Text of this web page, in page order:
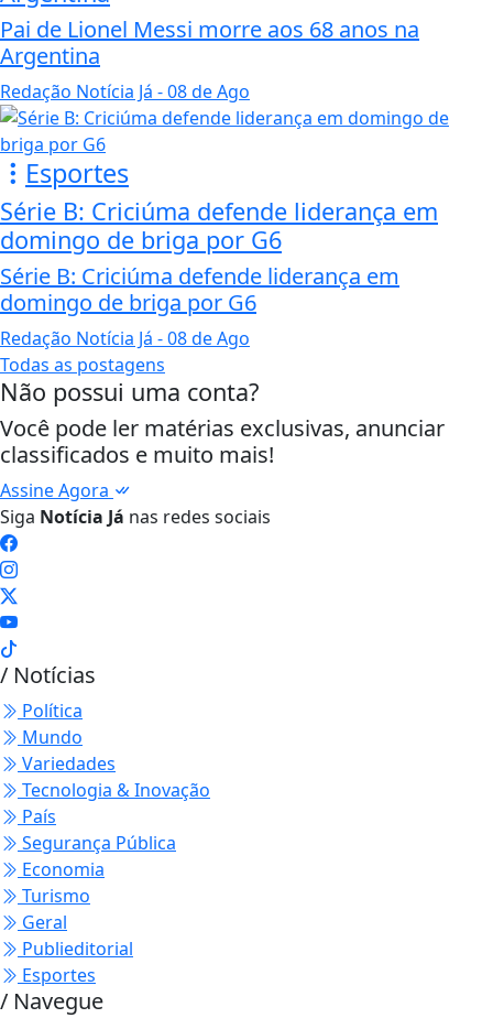
Pai de Lionel Messi morre aos 68 anos na
Argentina
Redação Notícia Já - 08 de Ago
Esportes
Série B: Criciúma defende liderança em
domingo de briga por G6
Série B: Criciúma defende liderança em
domingo de briga por G6
Redação Notícia Já - 08 de Ago
Todas as postagens
Não possui uma conta?
Você pode ler matérias exclusivas, anunciar
classificados e muito mais!
Assine Agora
Siga Notícia Já nas redes sociais
/ Notícias
Política
Mundo
Variedades
Tecnologia & Inovação
País
Segurança Pública
Economia
Turismo
Geral
Publieditorial
Esportes
/ Navegue